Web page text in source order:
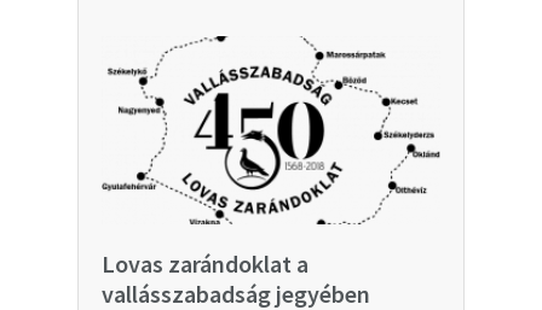
Lovas zarándoklat a
vallásszabadság jegyében